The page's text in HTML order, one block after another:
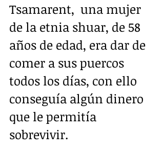
Tsamarent,  una mujer
de la etnia shuar, de 58
años de edad, era dar de
comer a sus puercos
todos los días, con ello
conseguía algún dinero
que le permitía
sobrevivir.